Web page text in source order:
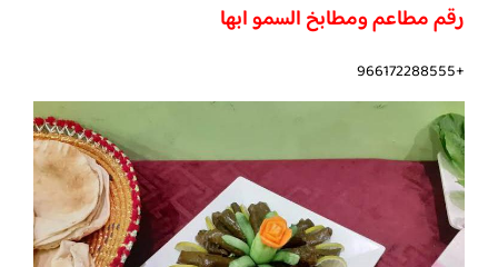
رقم مطاعم ومطابخ السمو ابها
+966172288555